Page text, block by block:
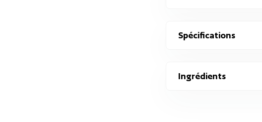
Spécifications
Ingrédients